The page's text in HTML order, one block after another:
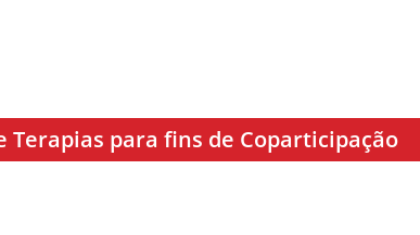
Terapias para fins de Coparticipação